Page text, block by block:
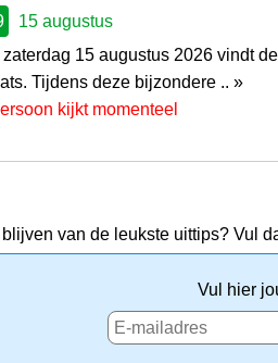
15 augustus
zaterdag 15 augustus 2026 vindt
Tijdens deze bijzondere .. »
kijkt momenteel
van de leukste uittips? Vul
Vul hier